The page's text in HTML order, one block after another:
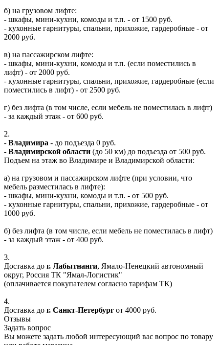
б) на грузовом лифте:
- шкафы, мини-кухни, комоды и т.п. - от 1500 руб.
- кухонные гарнитуры, спальни, прихожие, гардеробные - от
2000 руб.
в) на пассажирском лифте:
- шкафы, мини-кухни, комоды и т.п. (если поместились в
лифт) - от 2000 руб.
- кухонные гарнитуры, спальни, прихожие, гардеробные (если
поместились в лифт) - от 2500 руб.
г) без лифта (в том числе, если мебель не поместилась в лифт)
- за каждый этаж - от 600 руб.
2.
- Владимира - до подъезда 0 руб.
- Владимирской области (до 50 км) до подъезда от 500 руб.
Подъем на этаж во Владимире и Владимирской области:
а) на грузовом и пассажирском лифте (при условии, что
мебель разместилась в лифте):
- шкафы, мини-кухни, комоды и т.п. - от 500 руб.
- кухонные гарнитуры, спальни, прихожие, гардеробные - от
1000 руб.
б) без лифта (в том числе, если мебель не поместилась в лифт)
- за каждый этаж - от 400 руб.
3.
Доставка до г. Лабытнанги, Ямало-Ненецкий автономный
округ, Россия ТК "Ямал-Логистик"
(оплачивается покупателем согласно тарифам ТК)
4.
Доставка до г. Санкт-Петербург от 4000 руб.
Отзывы
Задать вопрос
Вы можете задать любой интересующий вас вопрос по товару